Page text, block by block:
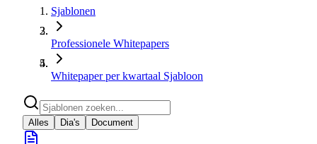
Sjablonen
Professionele Whitepapers
Whitepaper per kwartaal Sjabloon
Alles Dia's Document